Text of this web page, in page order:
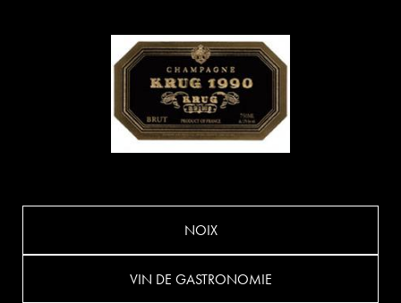
NOIX
VIN DE GASTRONOMIE